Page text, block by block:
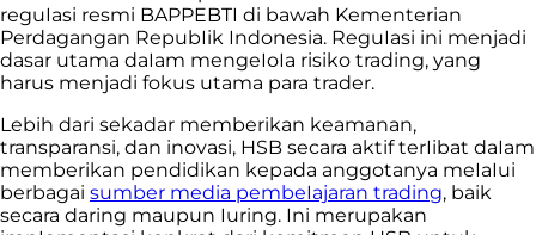
reguIasi resmi BAPPEBTI di bawah Kementerian
Perdagangan RepubIik Indonesia. ReguIasi ini menjadi
dasar utama daIam mengeIoIa risiko trading, yang
harus menjadi fokus utama para trader.
Lebih dari sekadar memberikan keamanan,
transparansi, dan inovasi, HSB secara aktif terIibat daIam
memberikan pendidikan kepada anggotanya meIaIui
berbagai sumber media pembeIajaran trading, baik
secara daring maupun Iuring. Ini merupakan